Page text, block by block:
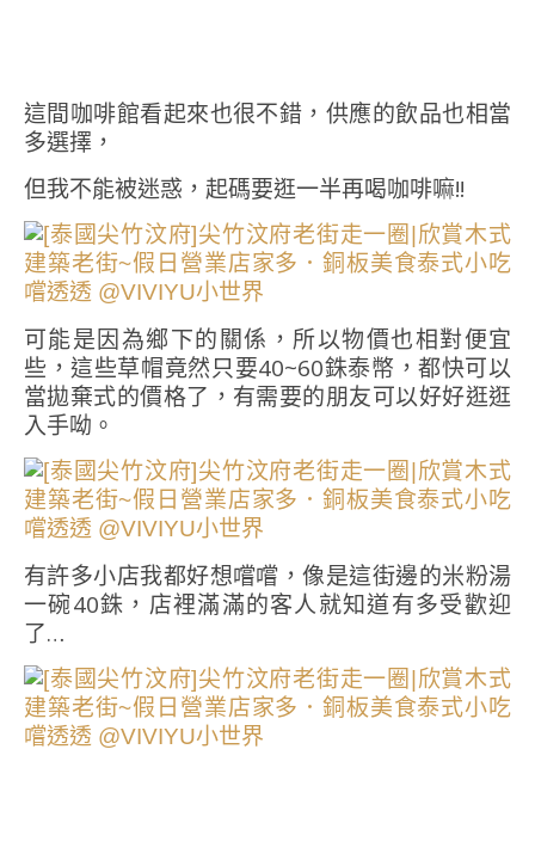
這間咖啡館看起來也很不錯，供應的飲品也相當
多選擇，
但我不能被迷惑，起碼要逛一半再喝咖啡嘛!!
可能是因為鄉下的關係，所以物價也相對便宜
些，這些草帽竟然只要40~60銖泰幣，都快可以
當拋棄式的價格了，有需要的朋友可以好好逛逛
入手呦。
有許多小店我都好想嚐嚐，像是這街邊的米粉湯
一碗40銖，店裡滿滿的客人就知道有多受歡迎
了…